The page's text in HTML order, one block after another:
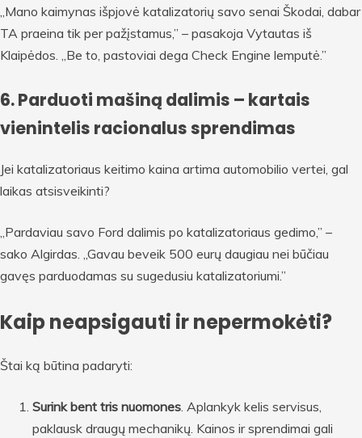
„Mano kaimynas išpjovė katalizatorių savo senai Škodai, dabar
TA praeina tik per pažįstamus,” – pasakoja Vytautas iš
Klaipėdos. „Be to, pastoviai dega Check Engine lemputė.”
6. Parduoti mašiną dalimis – kartais
vienintelis racionalus sprendimas
Jei katalizatoriaus keitimo kaina artima automobilio vertei, gal
laikas atsisveikinti?
„Pardaviau savo Ford dalimis po katalizatoriaus gedimo,” –
sako Algirdas. „Gavau beveik 500 eurų daugiau nei būčiau
gavęs parduodamas su sugedusiu katalizatoriumi.”
Kaip neapsigauti ir nepermokėti?
Štai ką būtina padaryti:
Surink bent tris nuomones. Aplankyk kelis servisus,
paklausk draugų mechanikų. Kainos ir sprendimai gali